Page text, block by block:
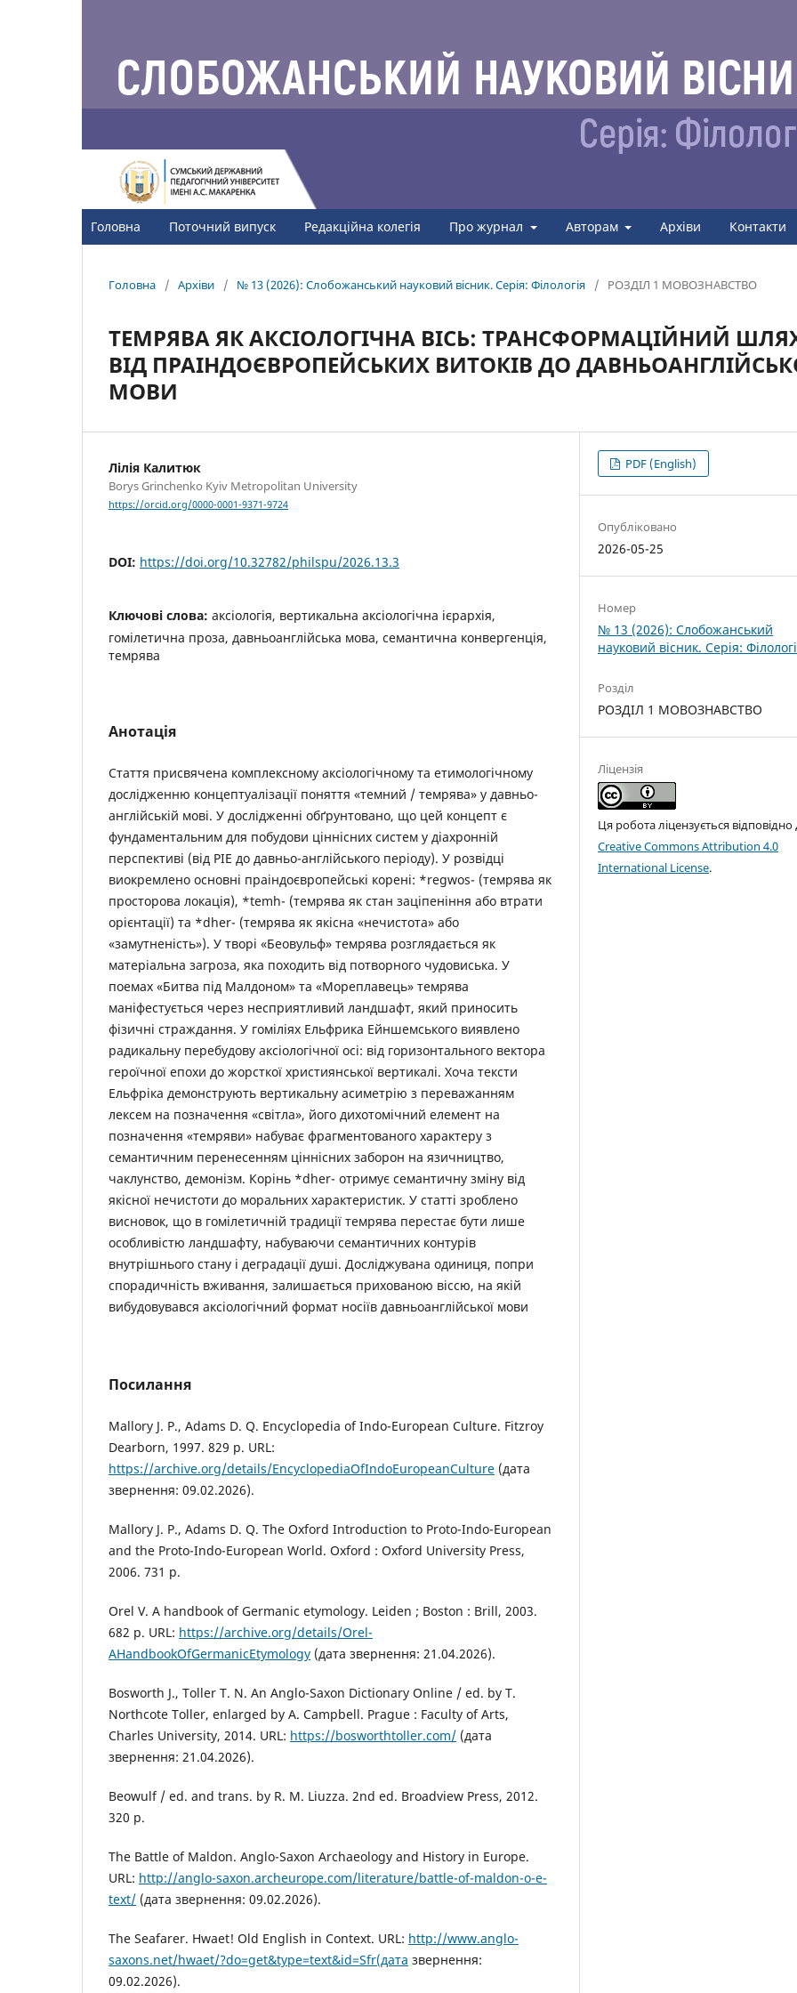
Головна Поточний випуск Редакційна колегія Про журнал Авторам Архіви Контакти
Головна / Архіви / № 13 (2026): Слобожанський науковий вісник. Серія: Філологія / РОЗДІЛ 1 МОВОЗНАВСТВО
ТЕМРЯВА ЯК АКСІОЛОГІЧНА ВІСЬ: ТРАНСФОРМАЦІЙНИЙ
ВІД ПРАІНДОЄВРОПЕЙСЬКИХ ВИТОКІВ ДО
МОВИ
Лілія Калитюк
Borys Grinchenko Kyiv Metropolitan University
https://orcid.org/0000-0001-9371-9724
DOI: https://doi.org/10.32782/philspu/2026.13.3
Ключові слова: аксіологія, вертикальна аксіологічна ієрархія,
гомілетична проза, давньоанглійська мова, семантична конвергенція,
темрява
Анотація
Стаття присвячена комплексному аксіологічному та етимологічному
дослідженню концептуалізації поняття «темний / темрява» у давньо-
англійській мові. У дослідженні обґрунтовано, що цей концепт є
фундаментальним для побудови ціннісних систем у діахронній
перспективі (від РІЕ до давньо-англійського періоду). У розвідці
виокремлено основні праіндоєвропейські корені: *regwos- (темрява як
просторова локація), *temh- (темрява як стан заціпеніння або втрати
орієнтації) та *dher- (темрява як якісна «нечистота» або
«замутненість»). У творі «Беовульф» темрява розглядається як
матеріальна загроза, яка походить від потворного чудовиська. У
поемах «Битва під Малдоном» та «Мореплавець» темрява
маніфестується через несприятливий ландшафт, який приносить
фізичні страждання. У гоміліях Ельфрика Ейншемського виявлено
радикальну перебудову аксіологічної осі: від горизонтального вектора
героїчної епохи до жорсткої християнської вертикалі. Хоча тексти
Ельфріка демонструють вертикальну асиметрію з переважанням
лексем на позначення «світла», його дихотомічний елемент на
позначення «темряви» набуває фрагментованого характеру з
семантичним перенесенням ціннісних заборон на язичництво,
чаклунство, демонізм. Корінь *dher- отримує семантичну зміну від
якісної нечистоти до моральних характеристик. У статті зроблено
висновок, що в гомілетичній традиції темрява перестає бути лише
особливістю ландшафту, набуваючи семантичних контурів
внутрішнього стану і деградації душі. Досліджувана одиниця, попри
спорадичність вживання, залишається прихованою віссю, на якій
вибудовувався аксіологічний формат носіїв давньоанглійської мови
Посилання
Mallory J. P., Adams D. Q. Encyclopedia of Indo-European Culture. Fitzroy
Dearborn, 1997. 829 p. URL:
https://archive.org/details/EncyclopediaOfIndoEuropeanCulture (дата
звернення: 09.02.2026).
Mallory J. P., Adams D. Q. The Oxford Introduction to Proto-Indo-European
and the Proto-Indo-European World. Oxford : Oxford University Press,
2006. 731 p.
Orel V. A handbook of Germanic etymology. Leiden ; Boston : Brill, 2003.
682 p. URL: https://archive.org/details/Orel-
AHandbookOfGermanicEtymology (дата звернення: 21.04.2026).
Bosworth J., Toller T. N. An Anglo-Saxon Dictionary Online / ed. by T.
Northcote Toller, enlarged by A. Campbell. Prague : Faculty of Arts,
Charles University, 2014. URL: https://bosworthtoller.com/ (дата
звернення: 21.04.2026).
Beowulf / ed. and trans. by R. M. Liuzza. 2nd ed. Broadview Press, 2012.
320 p.
The Battle of Maldon. Anglo-Saxon Archaeology and History in Europe.
URL: http://anglo-saxon.archeurope.com/literature/battle-of-maldon-o-e-
text/ (дата звернення: 09.02.2026).
The Seafarer. Hwaet! Old English in Context. URL: http://www.anglo-
saxons.net/hwaet/?do=get&type=text&id=Sfr(дата звернення:
09.02.2026).
PDF (English)
Опубліковано
2026-05-25
Номер
№ 13 (2026): Слобожанський
науковий вісник. Серія:
Розділ
РОЗДІЛ 1 МОВОЗНАВСТВО
Ліцензія
Ця робота ліцензується відповідно
Creative Commons Attribution 4.0
International License.